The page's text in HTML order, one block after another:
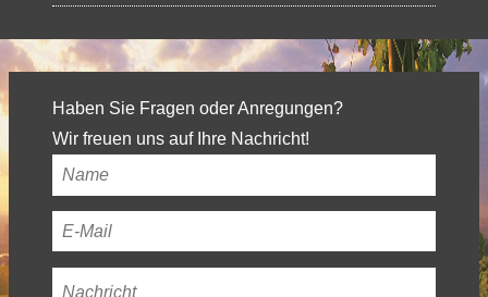
Haben Sie Fragen oder Anregungen?
Wir freuen uns auf Ihre Nachricht!
Ihr
Name*
Ihre
E-
Mail-
Nachricht*